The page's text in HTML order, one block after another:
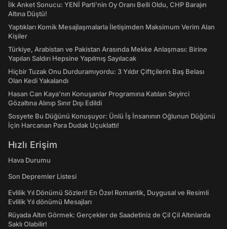
İlk Anket Sonucu: YENİ Parti'nin Oy Oranı Belli Oldu, CHP Barajın
Altına Düştü!
Yaptıkları Komik Mesajlaşmalarla İletişimden Maksimum Verim Alan
Kişiler
Türkiye, Arabistan ve Pakistan Arasında Mekke Anlaşması: Birine
Yapılan Saldırı Hepsine Yapılmış Sayılacak
Hiçbir Tuzak Onu Durduramıyordu: 3 Yıldır Çiftçilerin Baş Belası
Olan Kedi Yakalandı
Hasan Can Kaya’nın Konuşanlar Programına Katılan Seyirci
Gözaltına Alınıp Sınır Dışı Edildi
Sosyete Bu Düğünü Konuşuyor: Ünlü İş İnsanının Oğlunun Düğünü
İçin Harcanan Para Dudak Uçuklattı!
Hızlı Erişim
Hava Durumu
Son Depremler Listesi
Evlilik Yıl Dönümü Sözleri! En Özel Romantik, Duygusal ve Resimli
Evlilik Yıl dönümü Mesajları
Rüyada Altın Görmek: Gerçekler de Saadetiniz de Çil Çil Altınlarda
Saklı Olabilir!